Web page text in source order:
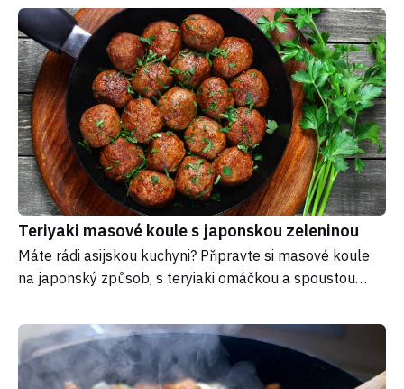
Teriyaki masové koule s japonskou zeleninou
Máte rádi asijskou kuchyni? Připravte si masové koule
na japonský způsob, s teryiaki omáčkou a spoustou…